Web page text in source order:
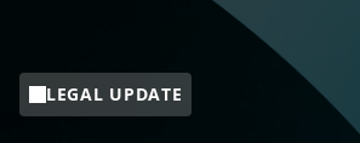
LEGAL UPDATE